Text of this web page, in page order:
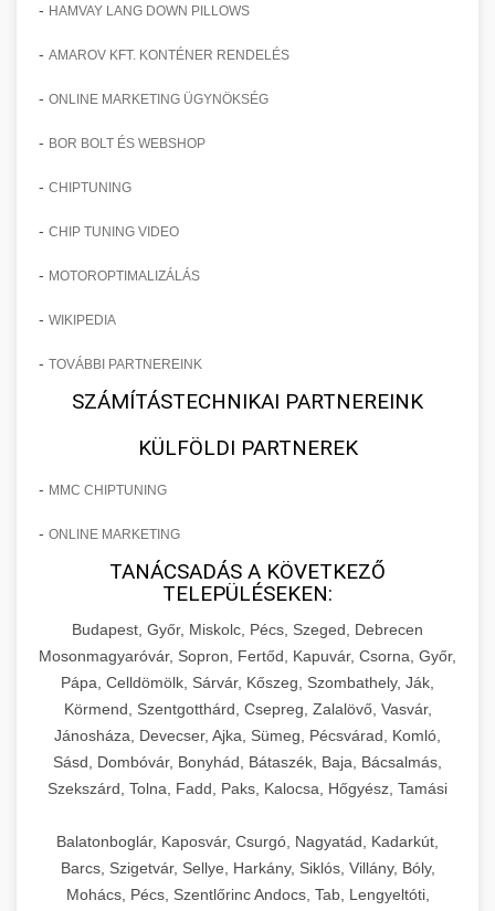
- HAMVAY LANG DOWN PILLOWS
- AMAROV KFT. KONTÉNER RENDELÉS
- ONLINE MARKETING ÜGYNÖKSÉG
- BOR BOLT ÉS WEBSHOP
- CHIPTUNING
- CHIP TUNING VIDEO
- MOTOROPTIMALIZÁLÁS
- WIKIPEDIA
- TOVÁBBI PARTNEREINK
SZÁMÍTÁSTECHNIKAI PARTNEREINK
KÜLFÖLDI PARTNEREK
- MMC CHIPTUNING
- ONLINE MARKETING
TANÁCSADÁS A KÖVETKEZŐ
TELEPÜLÉSEKEN:
Budapest, Győr, Miskolc, Pécs, Szeged, Debrecen
Mosonmagyaróvár, Sopron, Fertőd, Kapuvár, Csorna, Győr,
Pápa, Celldömölk, Sárvár, Kőszeg, Szombathely, Ják,
Körmend, Szentgotthárd, Csepreg, Zalalövő, Vasvár,
Jánosháza, Devecser, Ajka, Sümeg, Pécsvárad, Komló,
Sásd, Dombóvár, Bonyhád, Bátaszék, Baja, Bácsalmás,
Szekszárd, Tolna, Fadd, Paks, Kalocsa, Hőgyész, Tamási
Balatonboglár, Kaposvár, Csurgó, Nagyatád, Kadarkút,
Barcs, Szigetvár, Sellye, Harkány, Siklós, Villány, Bóly,
Mohács, Pécs, Szentlőrinc Andocs, Tab, Lengyeltóti,